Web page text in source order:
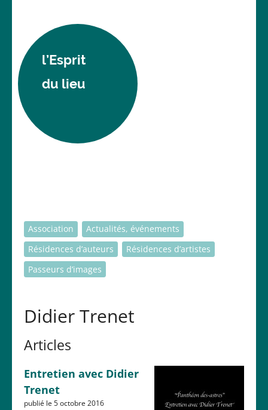
l’Esprit
du lieu
Association
Actualités, événements
Résidences d’auteurs
Résidences d’artistes
Passeurs d’images
Didier Trenet
Articles
Entretien avec Didier
Trenet
publié le 5 octobre 2016